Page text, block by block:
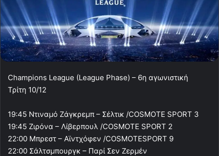
Champions League (League Phase) – 6η αγωνιστική
Τρίτη 10/12
19:45 Ντιναμό Ζάγκρεμπ – Σέλτικ /COSMOTE SPORT 3
19:45 Ζιρόνα – Λίβερπουλ /COSMOTE SPORT 2
22:00 Μπρεστ – Αϊντχόφεν /COSMOTESPORT 9
22:00 Σάλτσμπουργκ – Παρί Σεν Ζερμέν